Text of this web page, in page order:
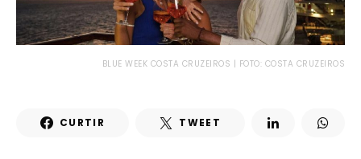
BLUE WEEK COSTA CRUZEIROS | FOTO: COSTA CRUZEIROS
CURTIR TWEET